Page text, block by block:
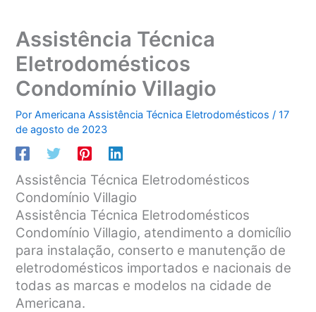
Assistência Técnica
Eletrodomésticos
Condomínio Villagio
PorAmericana Assistência Técnica Eletrodomésticos/17
de agosto de 2023
Assistência Técnica Eletrodomésticos
Condomínio Villagio
Assistência Técnica Eletrodomésticos
Condomínio Villagio, atendimento a domicílio
para instalação, conserto e manutenção de
eletrodomésticos importados e nacionais de
todas as marcas e modelos na cidade de
Americana.